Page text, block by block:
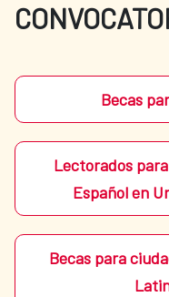
Becas
Lectorados
Español en
Becas para